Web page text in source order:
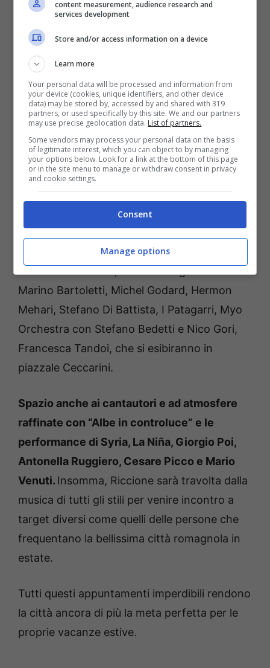
In Piazzale Roma, infatti, ci saranno artisti
del calibro di Nek, Francesco Renga, Gemelli
Diversi, Giuliano Palma e Alex Britti
rappresentanti della musica pop italiana. Il 21
agosto invece ci sarà una sorpresa. Fra gli
artisti della musica urban, invece, ci saranno
Irama, Anna, Guè, Luchè, Lazza, Silent Bob,
Sick Budd e il Teenage Dream alla discoteca
Space con il Versus Festival.
Per tutti gli amanti del jazz ci sarà il Riccione
Summer Jazzcon leggende della musica jazz
internazionale come Billy Cobham, Paolo
Marino Bartoletti, Michel Godard, Hermon
Mehari, Stefano Di Battista, I Patagarri, Myo
Orchestra con Stefano Bedetti e Nico Gori,
Francesca Tandoi, che si esibiranno in
piazzale Ceccarini.
Spazio anche ai cantautori e ad atmosfere
raffinate con “Albe in controluce” e le
performance di Syria, La Niña, Giorgio Poi,
Antonella Ruggiero, Cesare Picco e Mario
Venuti. Insomma, Riccione sarà travolta dalla
musica di tutti gli stili per venire incontro a
target diversi come quelli delle persone che
frequentano la bellissima città romagnola in
estate.
Tutti questi appuntamenti imperdibili rendono
la città ancora di più la meta perfetta per le
proprie vacanze estive.
content measurement, audience research and
services development
Store and/or access information on a device
Learn more
Your personal data will be processed and information from
your device (cookies, unique identifiers, and other device
data) may be stored by, accessed by and shared with 319
partners, or used specifically by this site. We and our partners
may use precise geolocation data. List of partners.
Some vendors may process your personal data on the basis
of legitimate interest, which you can object to by managing
your options below. Look for a link at the bottom of this page
or in the site menu to manage or withdraw consent in privacy
and cookie settings.
Consent
Manage options